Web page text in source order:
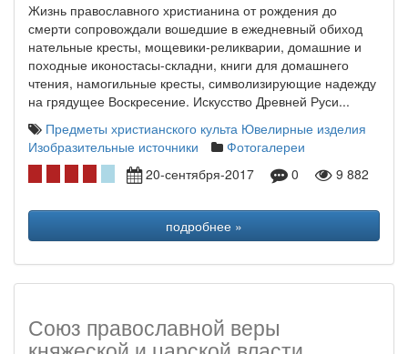
Жизнь православного христианина от рождения до
смерти сопровождали вошедшие в ежедневный обиход
нательные кресты, мощевики-реликварии, домашние и
походные иконостасы-складни, книги для домашнего
чтения, намогильные кресты, символизирующие надежду
на грядущее Воскресение. Искусство Древней Руси...
Предметы христианского культа Ювелирные изделия
Изобразительные источники
Фотогалереи
20-сентября-2017
0 9 882
подробнее »
Союз православной веры